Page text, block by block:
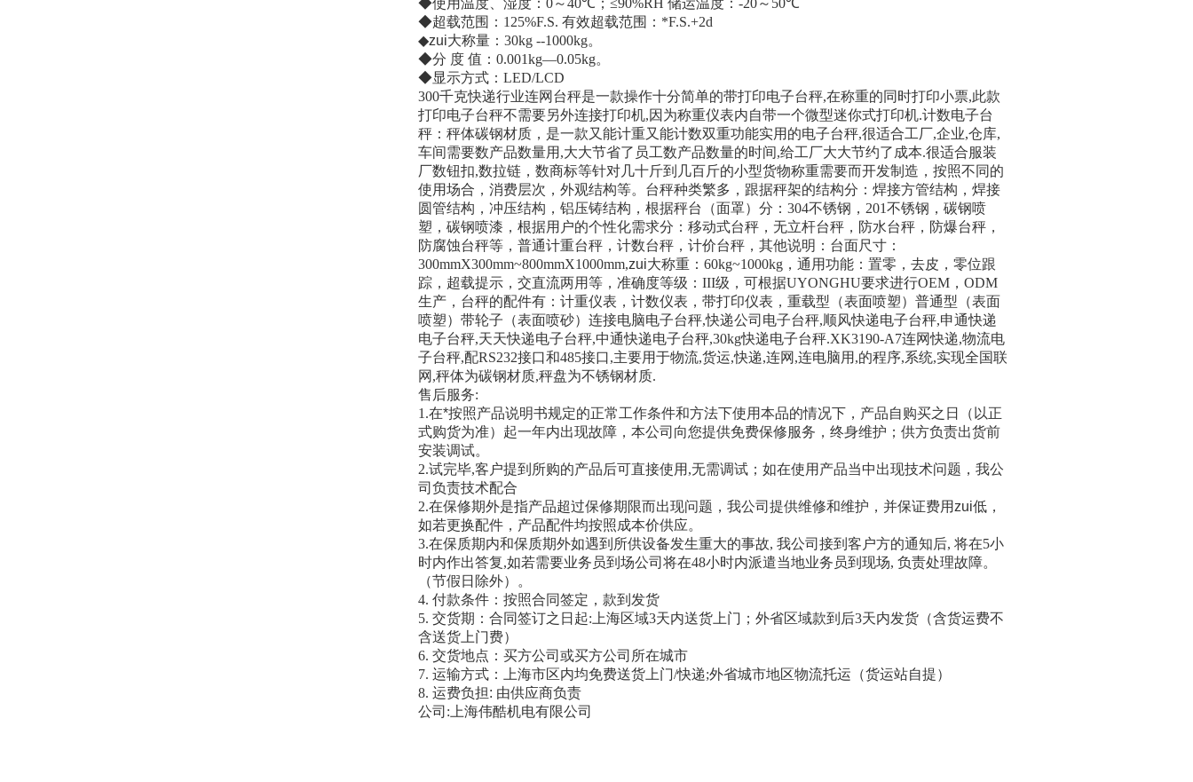
◆使用温度、湿度： 0～40℃； ≤90%RH 储运温度： -20～ 50℃
◆超载范围： 125%F.S. 有效超载范围： *F.S.+2d
◆zui大称量： 30kg --1000kg。
◆分 度 值： 0.001kg—0.05kg。
◆显示方式： LED/LCD
300千克快递行业连网台秤是一款操作十分简单的带打印电子台秤,在称重的同时打印小票,此款
打印电子台秤不需要另外连接打印机,因为称重仪表内自带一个微型迷你式打印机.计数电子台
秤：秤体碳钢材质，是一款又能计重又能计数双重功能实用的电子台秤,很适合工厂,企业,仓库,
车间需要数产品数量用 ,大大节省了员工数产品数量的时间,给工厂大大节约了成本.很适合服装
厂数钮扣,数拉链，数商标等针对几十斤到几百斤的小型货物称重需要而开发制造，按照不同的
使用场合，消费层次，外观结构等。台秤种类繁多，跟据秤架的结构分：焊接方管结构，焊接
圆管结构，冲压结构，铝压铸结构，根据秤台（面罩）分： 304不锈钢， 201不锈钢，碳钢喷
塑，碳钢喷漆，根据用户的个性化需求分：移动式台秤，无立杆台秤，防水台秤，防爆台秤，
防腐蚀台秤等，普通计重台秤，计数台秤，计价台秤，其他说明：台面尺寸：
300mmX300mm~800mmX1000mm,zui大称重： 60kg~1000kg ，通用功能：置零，去皮，零位跟
踪，超载提示，交直流两用等，准确度等级： III级，可根据UYONGHU要求进行OEM ， ODM
生产，台秤的配件有：计重仪表，计数仪表，带打印仪表，重载型（表面喷塑）普通型（表面
喷塑）带轮子（表面喷砂）连接电脑电子台秤,快递公司电子台秤,顺风快递电子台秤,申通快递
电子台秤,天天快递电子台秤,中通快递电子台秤,30kg快递电子台秤.XK3190-A7连网快递,物流电
子台秤,配RS232接口和485接口,主要用于物流,货运,快递,连网 ,连电脑用 ,的程序,系统,实现全国联
网 ,秤体为碳钢材质,秤盘为不锈钢材质.
售后服务:
1.在*按照产品说明书规定的正常工作条件和方法下使用本品的情况下，产品自购买之日（以正
式购货为准）起一年内出现故障，本公司向您提供免费保修服务，终身维护；供方负责出货前
安装调试。
2.试完毕,客户提到所购的产品后可直接使用 ,无需调试；如在使用产品当中出现技术问题，我公
司负责技术配合
2.在保修期外是指产品超过保修期限而出现问题，我公司提供维修和维护，并保证费用zui低，
如若更换配件，产品配件均按照成本价供应。
3.在保质期内和保质期外如遇到所供设备发生重大的事故, 我公司接到客户方的通知后, 将在5小
时内作出答复,如若需要业务员到场公司将在48小时内派遣当地业务员到现场, 负责处理故障。
（节假日除外）。
4. 付款条件：按照合同签定，款到发货
5. 交货期：合同签订之日起: 上海区域3天内送货上门；外省区域款到后3天内发货（含货运费不
含送货上门费）
6. 交货地点：买方公司或买方公司所在城市
7. 运输方式：上海市区内均免费送货上门/快递;外省城市地区物流托运（货运站自提）
8. 运费负担: 由供应商负责
公司 : 上海伟酷机电有限公司